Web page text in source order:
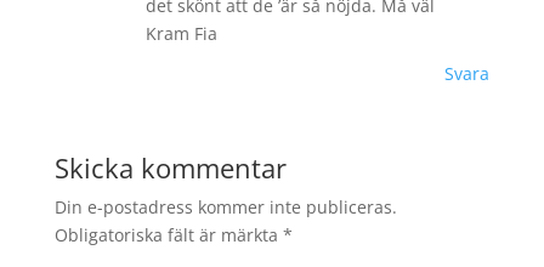
det skönt att de ’är så nöjda. Må väl
Kram Fia
Svara
Skicka kommentar
Din e-postadress kommer inte publiceras.
Obligatoriska fält är märkta *